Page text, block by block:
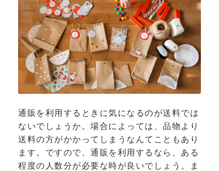
通販を利用するときに気になるのが送料では
ないでしょうか。場合によっては、品物より
送料の方がかかってしまうなんてこともあり
ます。ですので、通販を利用するなら、ある
程度の人数分が必要な時が良いでしょう。ま